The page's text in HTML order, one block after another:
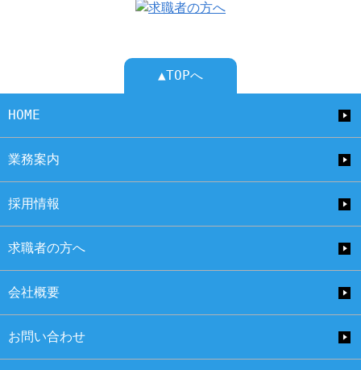
▲TOPへ
HOME
業務案内
採用情報
求職者の方へ
会社概要
お問い合わせ